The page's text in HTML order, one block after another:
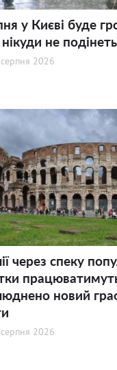
у Києві буде
не
2026
через спеку
новий
2026